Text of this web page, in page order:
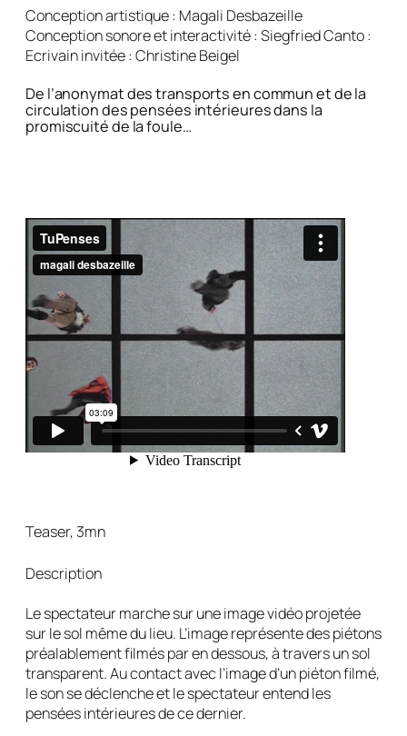
Conception artistique : Magali Desbazeille
Conception sonore et interactivité : Siegfried Canto :
Ecrivain invitée : Christine Beigel
De l’anonymat des transports en commun et de la
circulation des pensées intérieures dans la
promiscuité de la foule…
Teaser, 3mn
Description
Le spectateur marche sur une image vidéo projetée
sur le sol même du lieu. L’image représente des piétons
préalablement filmés par en dessous, à travers un sol
transparent. Au contact avec l’image d’un piéton filmé,
le son se déclenche et le spectateur entend les
pensées intérieures de ce dernier.